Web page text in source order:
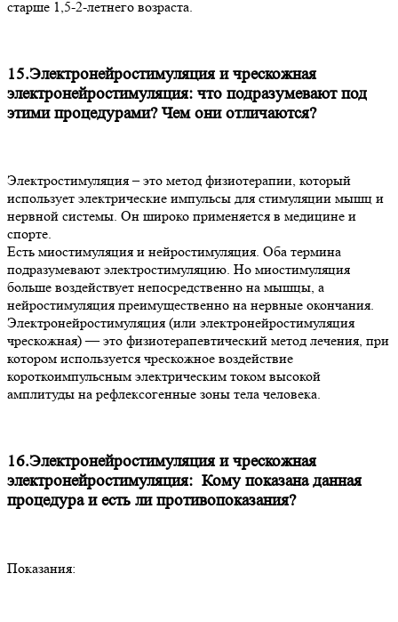
старше 1,5-2-летнего возраста.
15.Электронейростимуляция и чрескожная
электронейростимуляция: что подразумевают под
этими процедурами? Чем они отличаются?
Электростимуляция – это метод физиотерапии, который
использует электрические импульсы для стимуляции мышц и
нервной системы. Он широко применяется в медицине и
спорте.
Есть миостимуляция и нейростимуляция. Оба термина
подразумевают электростимуляцию. Но миостимуляция
больше воздействует непосредственно на мышцы, а
нейростимуляция преимущественно на нервные окончания.
Электронейростимуляция (или электронейростимуляция
чрескожная) — это физиотерапевтический метод лечения, при
котором используется чрескожное воздействие
короткоимпульсным электрическим током высокой
амплитуды на рефлексогенные зоны тела человека.
16.Электронейростимуляция и чрескожная
электронейростимуляция: Кому показана данная
процедура и есть ли противопоказания?
Показания: